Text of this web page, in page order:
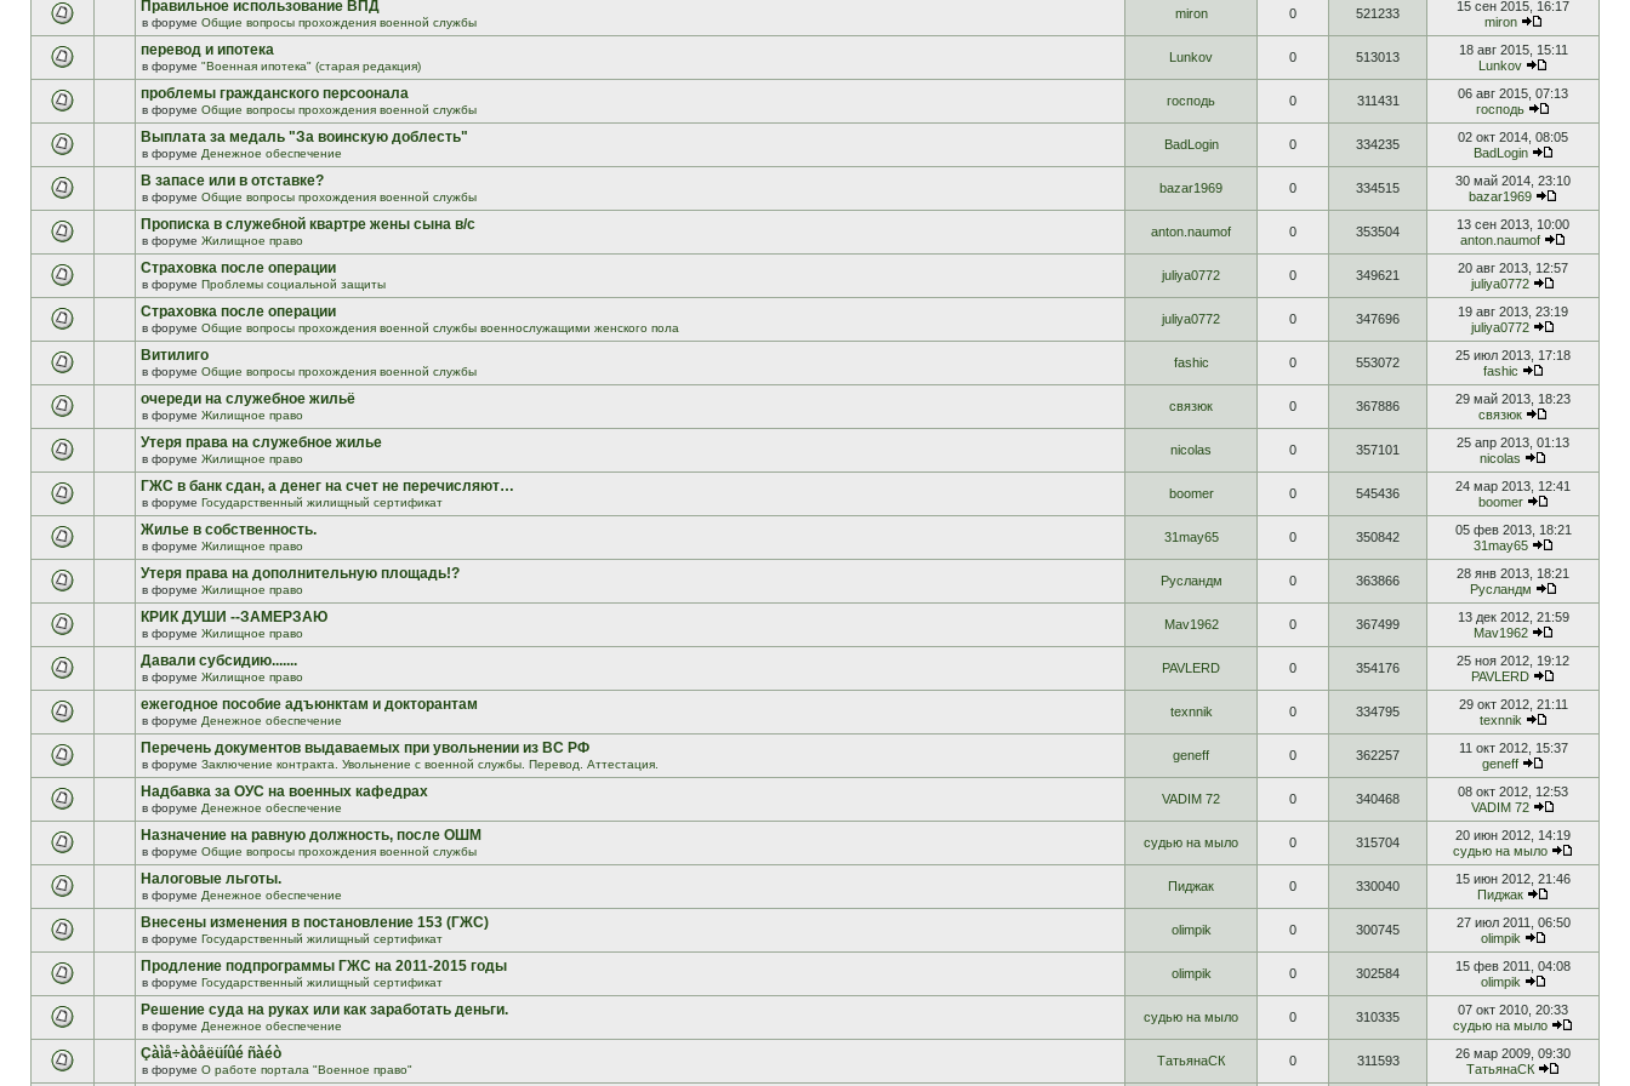
Правильное использование ВПД
в форуме Общие вопросы прохождения военной службы
miron 0 521233
15 сен 2015, 16:17
miron
перевод и ипотека
в форуме "Военная ипотека" (старая редакция)
Lunkov 0 513013
18 авг 2015, 15:11
Lunkov
проблемы гражданского персоонала
в форуме Общие вопросы прохождения военной службы
господь 0 311431
06 авг 2015, 07:13
господь
Выплата за медаль "За воинскую доблесть"
в форуме Денежное обеспечение
BadLogin 0 334235
02 окт 2014, 08:05
BadLogin
В запасе или в отставке?
в форуме Общие вопросы прохождения военной службы
bazar1969 0 334515
30 май 2014, 23:10
bazar1969
Прописка в служебной квартре жены сына в/с
в форуме Жилищное право
anton.naumof 0 353504
13 сен 2013, 10:00
anton.naumof
Страховка после операции
в форуме Проблемы социальной защиты
juliya0772 0 349621
20 авг 2013, 12:57
juliya0772
Страховка после операции
в форуме Общие вопросы прохождения военной службы военнослужащими женского пола
juliya0772 0 347696
19 авг 2013, 23:19
juliya0772
Витилиго
в форуме Общие вопросы прохождения военной службы
fashic 0 553072
25 июл 2013, 17:18
fashic
очереди на служебное жильё
в форуме Жилищное право
связюк 0 367886
29 май 2013, 18:23
связюк
Утеря права на служебное жилье
в форуме Жилищное право
nicolas 0 357101
25 апр 2013, 01:13
nicolas
ГЖС в банк сдан, а денег на счет не перечисляют…
в форуме Государственный жилищный сертификат
boomer 0 545436
24 мар 2013, 12:41
boomer
Жилье в собственность.
в форуме Жилищное право
31may65 0 350842
05 фев 2013, 18:21
31may65
Утеря права на дополнительную площадь!?
в форуме Жилищное право
Русландм 0 363866
28 янв 2013, 18:21
Русландм
КРИК ДУШИ --ЗАМЕРЗАЮ
в форуме Жилищное право
Mav1962 0 367499
13 дек 2012, 21:59
Mav1962
Давали субсидию.......
в форуме Жилищное право
PAVLERD 0 354176
25 ноя 2012, 19:12
PAVLERD
ежегодное пособие адъюнктам и докторантам
в форуме Денежное обеспечение
texnnik 0 334795
29 окт 2012, 21:11
texnnik
Перечень документов выдаваемых при увольнении из ВС РФ
в форуме Заключение контракта. Увольнение с военной службы. Перевод. Аттестация.
geneff 0 362257
11 окт 2012, 15:37
geneff
Надбавка за ОУС на военных кафедрах
в форуме Денежное обеспечение
VADIM 72 0 340468
08 окт 2012, 12:53
VADIM 72
Назначение на равную должность, после ОШМ
в форуме Общие вопросы прохождения военной службы
судью на мыло 0 315704
20 июн 2012, 14:19
судью на мыло
Налоговые льготы.
в форуме Денежное обеспечение
Пиджак 0 330040
15 июн 2012, 21:46
Пиджак
Внесены изменения в постановление 153 (ГЖС)
в форуме Государственный жилищный сертификат
olimpik 0 300745
27 июл 2011, 06:50
olimpik
Продление подпрограммы ГЖС на 2011-2015 годы
в форуме Государственный жилищный сертификат
olimpik 0 302584
15 фев 2011, 04:08
olimpik
Решение суда на руках или как заработать деньги.
в форуме Денежное обеспечение
судью на мыло 0 310335
07 окт 2010, 20:33
судью на мыло
Çàìå÷àòåëüíûé ñàéò
в форуме О работе портала "Военное право"
ТатьянаСК 0 311593
26 мар 2009, 09:30
ТатьянаСК